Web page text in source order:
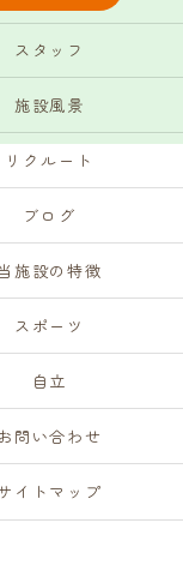
スタッフ
施設風景
リクルート
ブログ
施設の特徴
スポーツ
自立
お問い合わせ
イトマップ